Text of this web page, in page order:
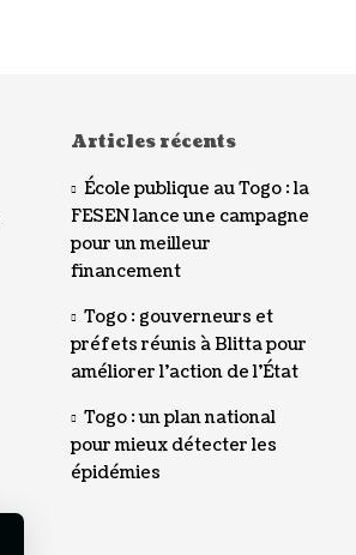
Articles récents
École publique au Togo : la
FESEN lance une campagne
pour un meilleur
financement
Togo : gouverneurs et
préfets réunis à Blitta pour
améliorer l’action de l’État
Togo : un plan national
pour mieux détecter les
épidémies